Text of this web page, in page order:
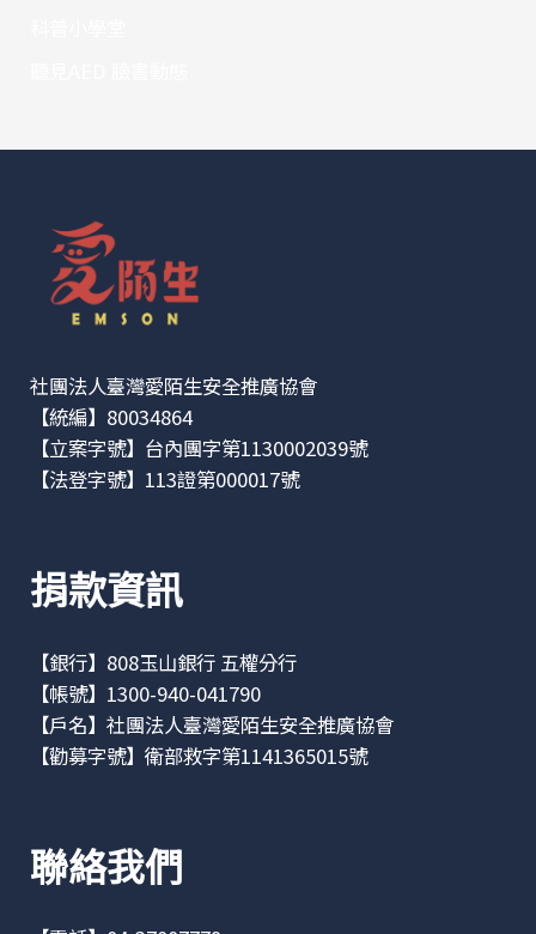
社團法人臺灣愛陌生安全推廣協會
【統編】80034864
【立案字號】台內團字第1130002039號
【法登字號】113證第000017號
捐款資訊
【銀行】808玉山銀行 五權分行
【帳號】1300-940-041790
【戶名】社團法人臺灣愛陌生安全推廣協會
【勸募字號】衛部救字第1141365015號
聯絡我們